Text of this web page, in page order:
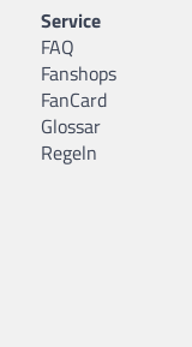
Service
FAQ
Fanshops
FanCard
Glossar
Regeln